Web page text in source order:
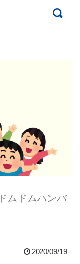
ムドムハンバ
2020/09/19